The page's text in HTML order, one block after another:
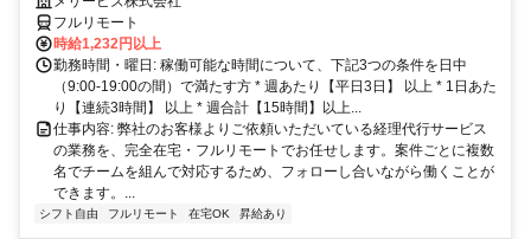
フルリモート
時給1,232円以上
勤務時間・曜日: 稼働可能な時間について、下記3つの条件を日中
（9:00-19:00の間）で満たす方 * 週あたり【平日3日】 以上 * 1日あた
り【連続3時間】 以上 * 週合計【15時間】以上...
仕事内容: 弊社のお客様よりご依頼いただいている経理代行サービス
の業務を、完全在宅・フルリモートでお任せします。案件ごとに複数
名でチームを組んで対応するため、フォローし合いながら働くことが
できます。...
シフト自由 フルリモート 在宅OK 昇給あり